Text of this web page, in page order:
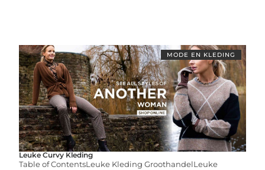
MODE EN KLEDING
Leuke Curvy Kleding
Table of ContentsLeuke Kleding GroothandelLeuke